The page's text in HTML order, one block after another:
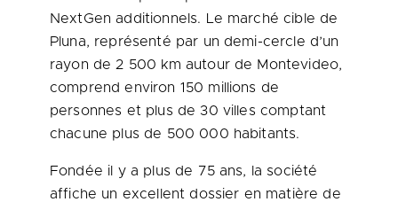
NextGen additionnels. Le marché cible de
Pluna, représenté par un demi-cercle d’un
rayon de 2 500 km autour de Montevideo,
comprend environ 150 millions de
personnes et plus de 30 villes comptant
chacune plus de 500 000 habitants.
Fondée il y a plus de 75 ans, la société
affiche un excellent dossier en matière de